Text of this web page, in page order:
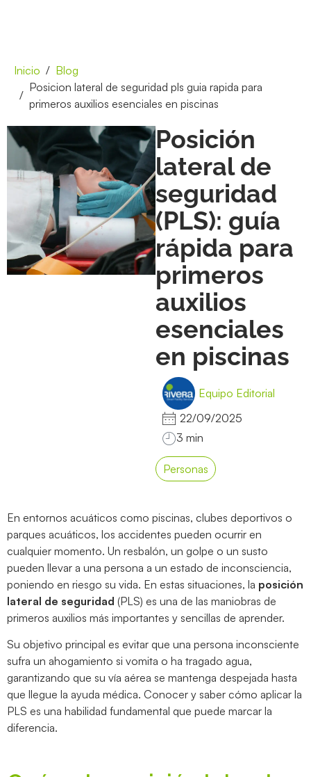
Inicio
Blog
Posicion lateral de seguridad pls guia rapida para
primeros auxilios esenciales en piscinas
Posición
lateral de
seguridad
(PLS): guía
rápida para
primeros
auxilios
esenciales
en piscinas
Equipo Editorial
22/09/2025
Personas
En entornos acuáticos como piscinas, clubes deportivos o
parques acuáticos, los accidentes pueden ocurrir en
cualquier momento. Un resbalón, un golpe o un susto
pueden llevar a una persona a un estado de inconsciencia,
poniendo en riesgo su vida. En estas situaciones, la posición
lateral de seguridad (PLS) es una de las maniobras de
primeros auxilios más importantes y sencillas de aprender.
Su objetivo principal es evitar que una persona inconsciente
sufra un ahogamiento si vomita o ha tragado agua,
garantizando que su vía aérea se mantenga despejada hasta
que llegue la ayuda médica. Conocer y saber cómo aplicar la
PLS es una habilidad fundamental que puede marcar la
diferencia.